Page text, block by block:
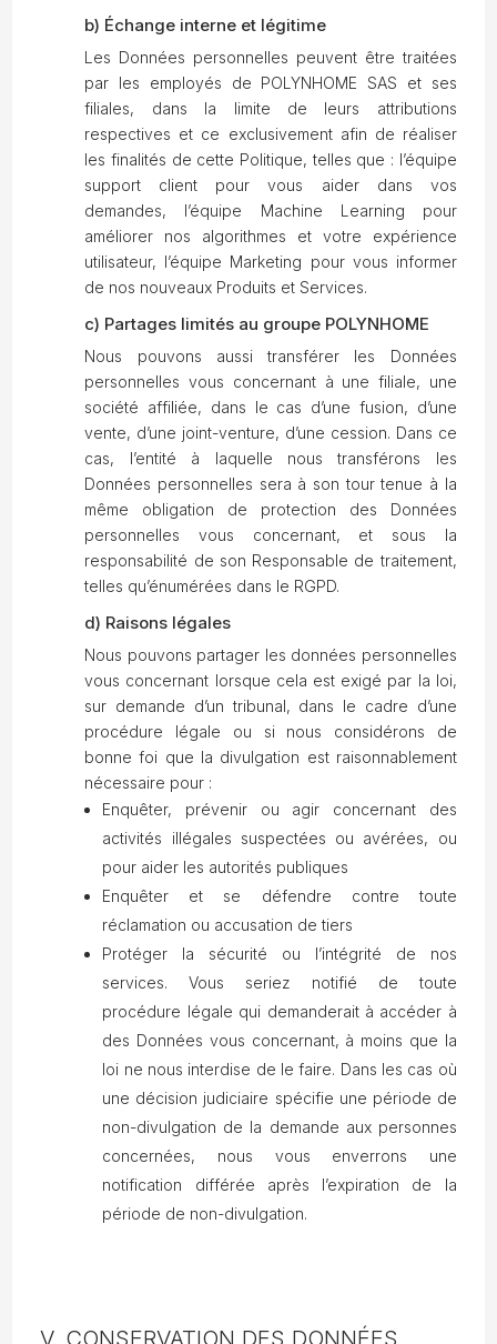
b) Échange interne et légitime
Les Données personnelles peuvent être traitées
par les employés de POLYNHOME SAS et ses
filiales, dans la limite de leurs attributions
respectives et ce exclusivement afin de réaliser
les finalités de cette Politique, telles que : l’équipe
support client pour vous aider dans vos
demandes, l’équipe Machine Learning pour
améliorer nos algorithmes et votre expérience
utilisateur, l’équipe Marketing pour vous informer
de nos nouveaux Produits et Services.
c) Partages limités au groupe POLYNHOME
Nous pouvons aussi transférer les Données
personnelles vous concernant à une filiale, une
société affiliée, dans le cas d’une fusion, d’une
vente, d’une joint-venture, d’une cession. Dans ce
cas, l’entité à laquelle nous transférons les
Données personnelles sera à son tour tenue à la
même obligation de protection des Données
personnelles vous concernant, et sous la
responsabilité de son Responsable de traitement,
telles qu’énumérées dans le RGPD.
d) Raisons légales
Nous pouvons partager les données personnelles
vous concernant lorsque cela est exigé par la loi,
sur demande d’un tribunal, dans le cadre d’une
procédure légale ou si nous considérons de
bonne foi que la divulgation est raisonnablement
nécessaire pour :
Enquêter, prévenir ou agir concernant des
activités illégales suspectées ou avérées, ou
pour aider les autorités publiques
Enquêter et se défendre contre toute
réclamation ou accusation de tiers
Protéger la sécurité ou l’intégrité de nos
services. Vous seriez notifié de toute
procédure légale qui demanderait à accéder à
des Données vous concernant, à moins que la
loi ne nous interdise de le faire. Dans les cas où
une décision judiciaire spécifie une période de
non-divulgation de la demande aux personnes
concernées, nous vous enverrons une
notification différée après l’expiration de la
période de non-divulgation.
V. CONSERVATION DES DONNÉES